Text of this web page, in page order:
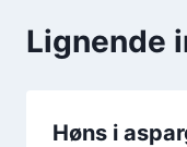
Lignende
Høns i